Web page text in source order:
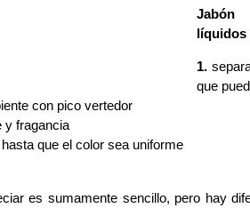
Jabón
1.
que
con pico vertedor
y fragancia
que el color sea uniforme
es sumamente sencillo, pero hay